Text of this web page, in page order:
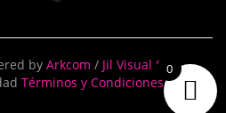
by Arkcom / Jil Visual SAS
Términos y Condiciones
0